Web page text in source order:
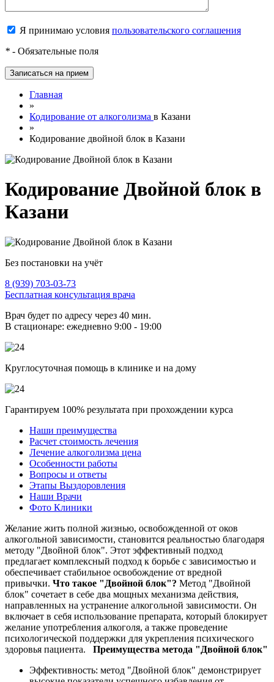
Я принимаю условия пользовательского соглашения
* - Обязательные поля
Главная
»
Кодирование от алкоголизма в Казани
»
Кодирование двойной блок в Казани
Кодирование Двойной блок в
Казани
Без постановки на учёт
8 (939) 703-03-73
Бесплатная консультация врача
Врач будет по адресу через 40 мин.
В стационаре: ежедневно 9:00 - 19:00
Круглосуточная помощь в клинике и на дому
Гарантируем 100% результата при прохождении курса
Наши преимущества
Расчет стоимость лечения
Лечение алкоголизма цена
Особенности работы
Вопросы и ответы
Этапы Выздоровления
Наши Врачи
Фото Клиники
Желание жить полной жизнью, освобожденной от оков
алкогольной зависимости, становится реальностью благодаря
методу "Двойной блок". Этот эффективный подход
предлагает комплексный подход к борьбе с зависимостью и
обеспечивает стабильное освобождение от вредной
привычки. Что такое "Двойной блок"? Метод "Двойной
блок" сочетает в себе два мощных механизма действия,
направленных на устранение алкогольной зависимости. Он
включает в себя использование препарата, который блокирует
желание употребления алкоголя, а также проведение
психологической поддержки для укрепления психического
здоровья пациента. Преимущества метода "Двойной блок"
Эффективность: метод "Двойной блок" демонстрирует